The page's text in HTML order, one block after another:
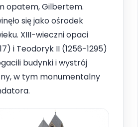
opatem, Gilbertem.
się jako ośrodek
XIII-wieczni opaci
i Teodoryk II (1256-1295)
budynki i wystrój
w tym monumentalny